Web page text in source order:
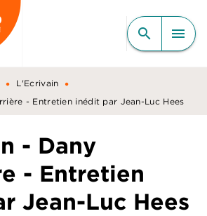
CONTENU
search menu
• L'Ecrivain •
- Entretien inédit par Jean-Luc Hees
- Dany
- Entretien
Jean-Luc Hees